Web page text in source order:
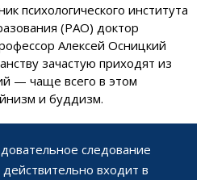
психологического института
(РАО) доктор
Алексей Осницкий
зачастую приходят из
— чаще всего в этом
и буддизм.
следование
действительно входит в